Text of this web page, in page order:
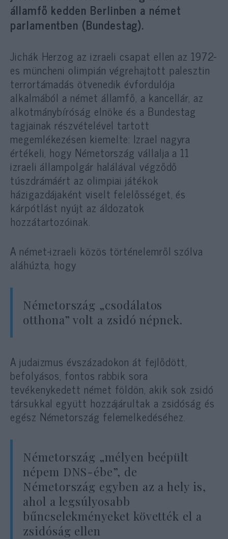
államfő kedden Berlinben a német
parlamentben (Bundestag).
Jichák Herzog az izraeli csapat ellen az 1972-
es müncheni olimpián végrehajtott palesztin
terrortámadás ötvenedik évfordulója
alkalmából a német államfő, a kancellár, az
alkotmánybíróság elnöke és a Bundestag
tagjainak részvételével tartott
megemlékezésen kiemelte: Izrael nagyra
értékeli, hogy Németország vállalja a 11
izraeli állampolgár halálával végződő
túszdrámáért az olimpiai játékok
házigazdájaként viselt felelősséget, és
kárpótlást nyújt az áldozatok
hozzátartozóinak.
A német-izraeli közös történelemről szólva
aláhúzta, hogy
Németország „csodálatos
otthona” volt a zsidó népnek.
A judaizmus évszázadokon át fejlődött,
befolyásos, fontos rabbik sora
tevékenykedett német földön, akik sok zsidó
társukkal együtt hozzájárultak a zsidóság és
egész Németország felemelkedéséhez.
Németország „mélyen beépült
népem DNS-ébe”, de
Németország egyben az a hely is,
ahol a legsúlyosabb
bűncselekményeket követték el a
zsidóság ellen